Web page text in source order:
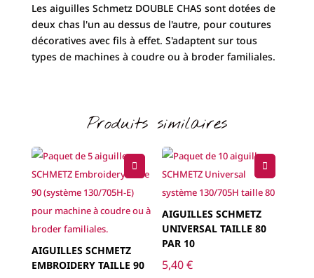
Les aiguilles Schmetz DOUBLE CHAS sont dotées de
deux chas l'un au dessus de l'autre, pour coutures
décoratives avec fils à effet. S'adaptent sur tous
types de machines à coudre ou à broder familiales.
Produits similaires
AIGUILLES SCHMETZ
EMBROIDERY TAILLE 90
AIGUILLES SCHMETZ
UNIVERSAL TAILLE 80
PAR 10
5,40€